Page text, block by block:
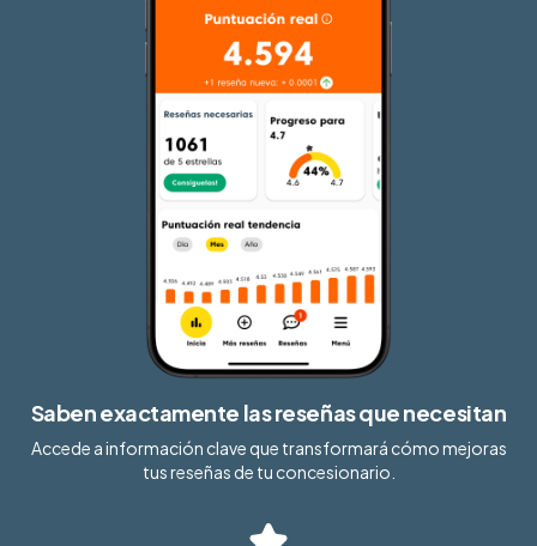
Saben exactamente las reseñas que necesitan
Accede a información clave que transformará cómo mejoras
tus reseñas de tu concesionario.